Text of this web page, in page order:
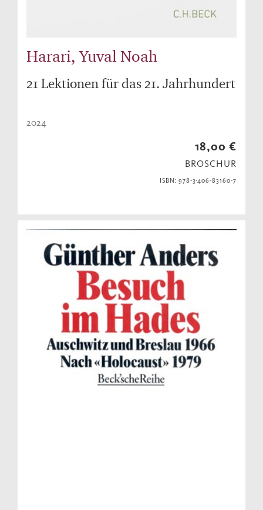
Harari, Yuval Noah
21 Lektionen für das 21. Jahrhundert
2024
18,00 €
BROSCHUR
ISBN: 978-3-406-83160-7